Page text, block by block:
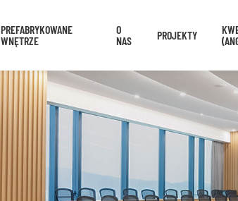
PREFABRYKOWANE
WNĘTRZE
O
NAS
PROJEKTY